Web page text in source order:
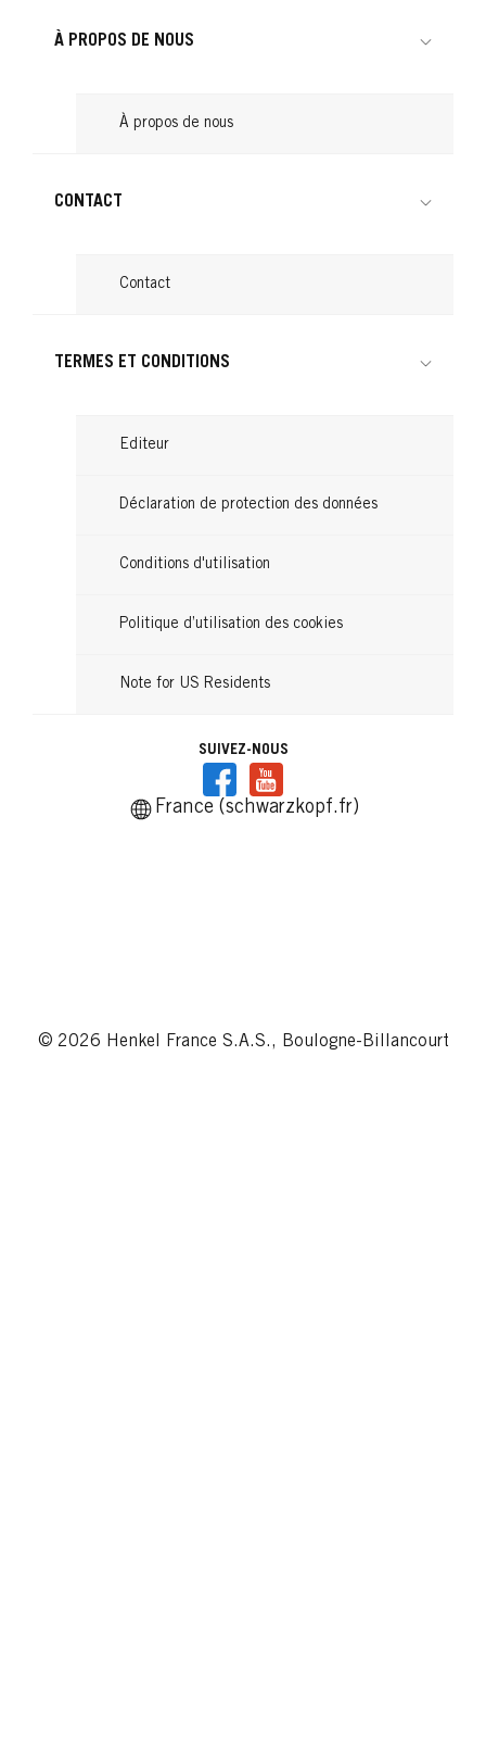
À PROPOS DE NOUS
À propos de nous
CONTACT
Contact
TERMES ET CONDITIONS
Editeur
Déclaration de protection des données
Conditions d'utilisation
Politique d’utilisation des cookies
Note for US Residents
SUIVEZ-NOUS
France (schwarzkopf.fr)
© 2026 Henkel France S.A.S., Boulogne-Billancourt